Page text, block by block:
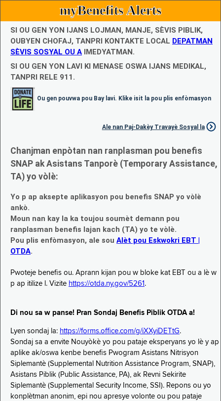
myBenefits Alerts
SI OU GEN YON IJANS LOJMAN, MANJE, SÈVIS PIBLIK,
OUBYEN CHOFAJ, TANPRI KONTAKTE LOCAL DEPATMAN
SÈVIS SOSYAL OU A IMEDYATMAN.
SI OU GEN YON LAVI KI MENASE OSWA IJANS MEDIKAL,
TANPRI RELE 911.
Ou gen pouvwa pou Bay lavi. Klike isit la pou plis enfòmasyon
Ale nan Paj-Dakèy Travayè Sosyal la
Chanjman enpòtan nan ranplasman pou benefis
SNAP ak Asistans Tanporè (Temporary Assistance,
TA) yo vòlè:
Yo p ap aksepte aplikasyon pou benefis SNAP yo vòlè
ankò.
Moun nan kay la ka toujou soumèt demann pou
ranplasman benefis lajan kach (TA) yo te vòlè.
Pou plis enfòmasyon, ale sou Alèt pou Eskwokri EBT |
OTDA.
Pwoteje benefis ou. Aprann kijan pou w bloke kat EBT ou a lè w
p ap itilize l. Vizite https://otda.ny.gov/5261 .
Di nou sa w panse! Pran Sondaj Benefis Piblik OTDA a!
Lyen sondaj la: https://forms.office.com/g/iXXyiDETtG.
Sondaj sa a envite Nouyòkè yo pou pataje eksperyans yo lè y ap
aplike ak/oswa kenbe benefis Pwogram Asistans Nitrisyon
Siplemantè (Supplemental Nutrition Assistance Program, SNAP),
Asistans Piblik (Public Assistance, PA), ak Revni Sekirite
Siplemantè (Supplemental Security Income, SSI). Repons ou yo
konplètman anonim, epi nou apresye volonte ou pou pataje